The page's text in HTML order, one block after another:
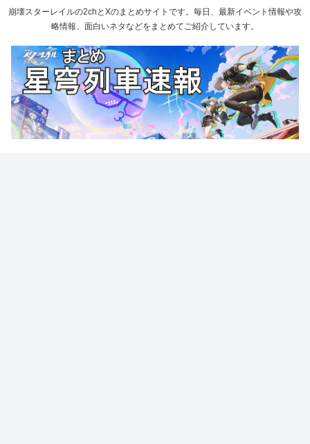
崩壊スターレイルの2chとXのまとめサイトです。毎日、最新イベント情報や攻
略情報、面白いネタなどをまとめてご紹介しています。